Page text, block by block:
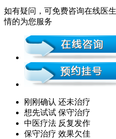
如有疑问，可免费咨询在线医
情的为您服务
刚刚确认 还未治疗
想先试试 保守治疗
中医疗法 反复发作
保守治疗 效果欠佳